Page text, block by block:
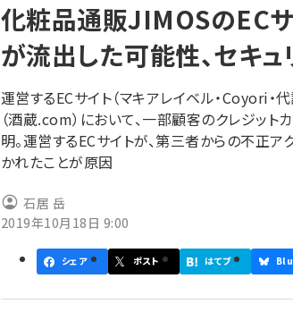
ン
く
ず
化粧品通販JIMOSのEC
が流出した可能性、セキュ
運営するECサイト（マキアレイベル・Coyori・
（酒蔵.com）において、一部顧客のクレジッ
明。運営するECサイトが、第三者からの不正ア
かれたことが原因
石居 岳
2019年10月18日 9:00
シェア ポスト はてブ 参加